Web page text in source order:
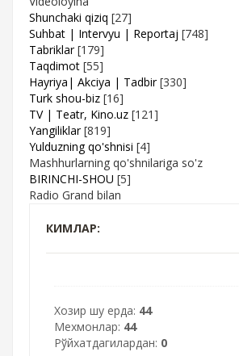
Shunchaki qiziq [27]
Suhbat | Intervyu | Reportaj [748]
Tabriklar [179]
Taqdimot [55]
Hayriya| Akciya | Tadbir [330]
Turk shou-biz [16]
TV | Teatr, Kino.uz [121]
Yangiliklar [819]
Yulduzning qo'shnisi [4]
Mashhurlarning qo'shnilariga so'z
BIRINCHI-SHOU [5]
Radio Grand bilan
КИМЛАР:
Хозир шу ерда: 44
Мехмонлар: 44
Рўйхатдагилардан: 0